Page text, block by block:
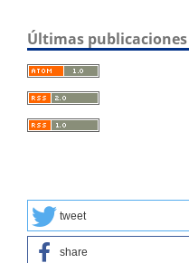
Últimas publicaciones
tweet
share